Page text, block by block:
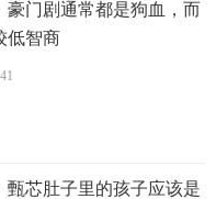
豪门剧通常都是狗血，而
低智商
甄芯肚子里的孩子应该是